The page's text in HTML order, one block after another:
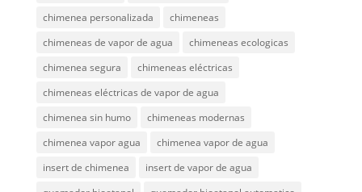
chimenea personalizada
chimeneas
chimeneas de vapor de agua
chimeneas ecologicas
chimenea segura
chimeneas eléctricas
chimeneas eléctricas de vapor de agua
chimenea sin humo
chimeneas modernas
chimenea vapor agua
chimenea vapor de agua
insert de chimenea
insert de vapor de agua